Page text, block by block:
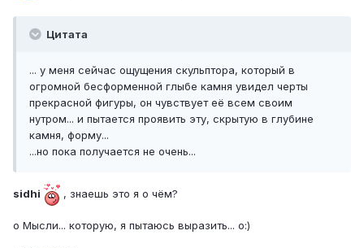
Цитата
... у меня сейчас ощущения скульптора, который в
огромной бесформенной глыбе камня увидел черты
прекрасной фигуры, он чувствует её всем своим
нутром... и пытается проявить эту, скрытую в глубине
камня, форму...
...но пока получается не очень...
sidhi , знаешь это я о чём?
о Мысли... которую, я пытаюсь выразить... o:)